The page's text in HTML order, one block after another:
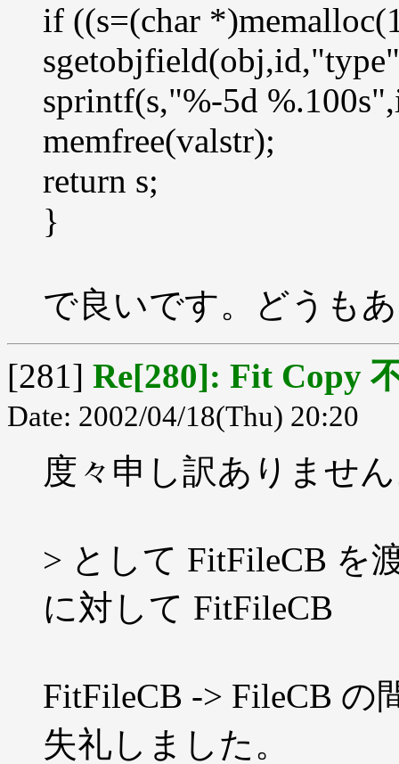
if ((s=(char
sprintf(s,"%-5d
memfree(valstr);
return s;
}
で良いです。どうも
[281] Re[280]: Fit Copy
Date: 2002/04/18(Thu) 20:20
度々申し訳ありませ
> として FitFileCB を
に対して FitFileCB
FitFileCB -> FileCB の
失礼しました。